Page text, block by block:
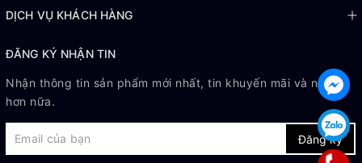
DỊCH VỤ KHÁCH HÀNG
ĐĂNG KÝ NHẬN TIN
Nhận thông tin sản phẩm mới nhất, tin khuyến mãi và nhiều
hơn nữa.
Đăng ký